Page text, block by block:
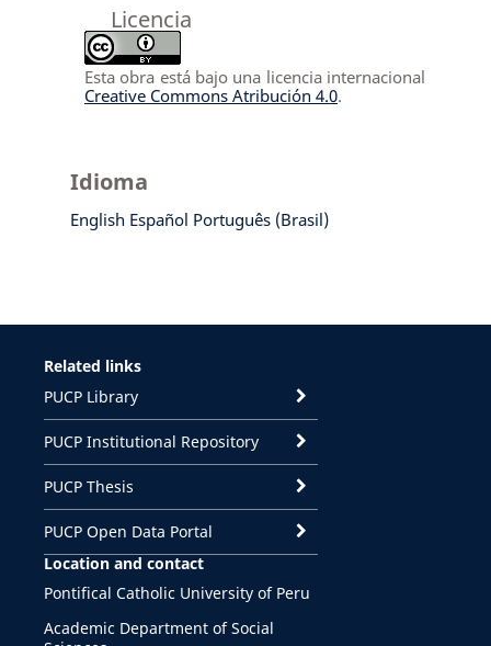
Licencia
Esta obra está bajo una licencia internacional
Creative Commons Atribución 4.0.
Idioma
English Español Português (Brasil)
Related links
PUCP Library
PUCP Institutional Repository
PUCP Thesis
PUCP Open Data Portal
Location and contact
Pontifical Catholic University of Peru
Academic Department of Social